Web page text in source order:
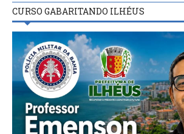
CURSO GABARITANDO ILHÉUS